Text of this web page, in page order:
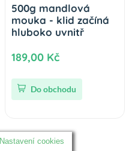
500g mandlová
mouka - klid začíná
hluboko uvnitř
189,00 Kč
Do obchodu
Nastavení cookies